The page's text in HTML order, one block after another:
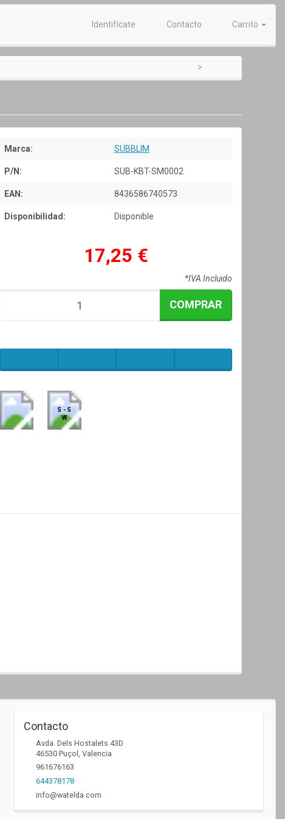
Identifícate Contacto Carrito
Marca: SUBBLIM
P/N: SUB-KBT-SM0002
EAN: 8436586740573
Disponibilidad: Disponible
17,25 €
*IVA Incluido
COMPRAR
5 - 5
W
Contacto
Avda. Dels Hostalets 43D
46530 Puçol , Valencia
961676163
644378178
info@watelda.com